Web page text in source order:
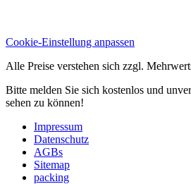
Cookie-Einstellung anpassen
Alle Preise verstehen sich zzgl.
Bitte melden Sie sich kostenlos und
sehen zu können!
Impressum
Datenschutz
AGBs
Sitemap
packing